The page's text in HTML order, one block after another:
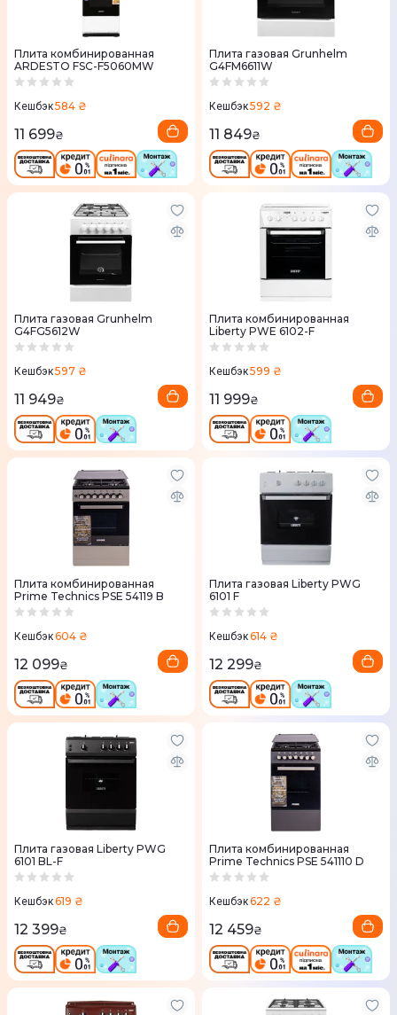
Плита комбинированная
ARDESTO FSC-F5060MW
Кешбэк584 ₴
11 699₴
Плита газовая Grunhelm
G4FM6611W
Кешбэк592 ₴
11 849₴
Плита газовая Grunhelm
G4FG5612W
Кешбэк597 ₴
11 949₴
Плита комбинированная
Liberty PWE 6102-F
Кешбэк599 ₴
11 999₴
Плита комбинированная
Prime Technics PSE 54119 B
Кешбэк604 ₴
12 099₴
Плита газовая Liberty PWG
6101 F
Кешбэк614 ₴
12 299₴
Плита газовая Liberty PWG
6101 BL-F
Кешбэк619 ₴
12 399₴
Плита комбинированная
Prime Technics PSE 541110 D
Кешбэк622 ₴
12 459₴